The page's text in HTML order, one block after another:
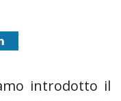
introdotto il